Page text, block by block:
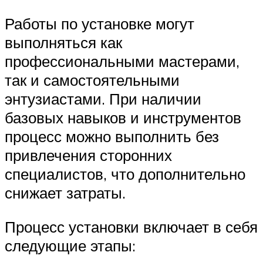
Работы по установке могут
выполняться как
профессиональными мастерами,
так и самостоятельными
энтузиастами. При наличии
базовых навыков и инструментов
процесс можно выполнить без
привлечения сторонних
специалистов, что дополнительно
снижает затраты.
Процесс установки включает в себя
следующие этапы: